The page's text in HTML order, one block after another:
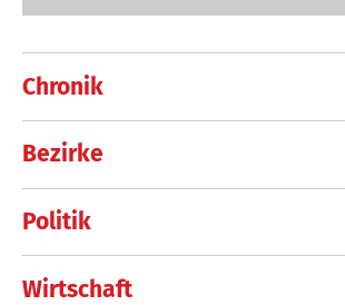
Chronik
Bezirke
Politik
Wirtschaft